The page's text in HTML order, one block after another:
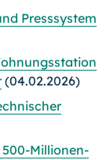
Presssystem
(04.02.2026)
Millionen-